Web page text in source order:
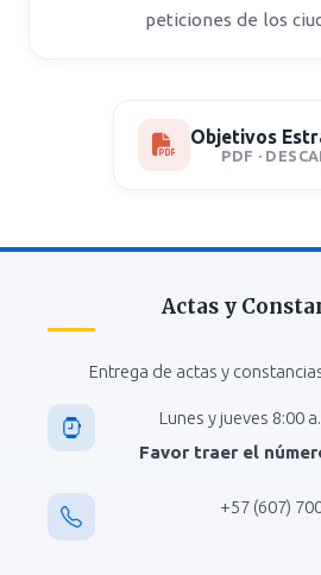
peticiones de los
Objetivos
PDF ·
Actas y
Entrega de actas y
Lunes y jueves 8:00
Favor traer el
+57 (607)